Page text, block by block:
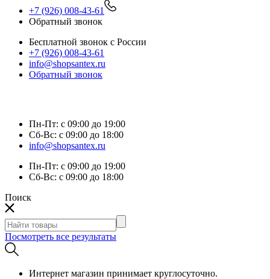
+7 (926) 008-43-61
Обратный звонок
Бесплатной звонок с России
+7 (926) 008-43-61
info@shopsantex.ru
Обратный звонок
Пн-Пт: с 09:00 до 19:00
Сб-Вс: с 09:00 до 18:00
info@shopsantex.ru
Пн-Пт: с 09:00 до 19:00
Сб-Вс: с 09:00 до 18:00
Поиск
Посмотреть все результаты
Интернет магазин принимает круглосуточно.